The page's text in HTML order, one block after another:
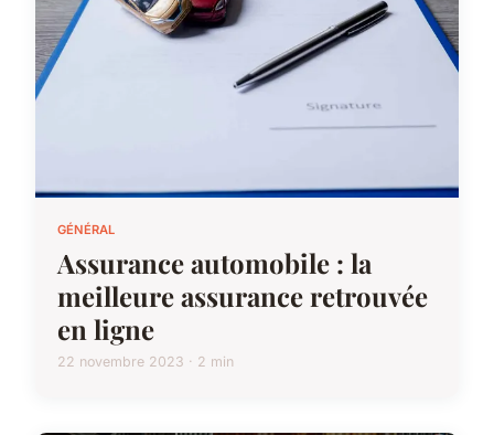
GÉNÉRAL
Assurance automobile : la
meilleure assurance retrouvée
en ligne
22 novembre 2023 · 2 min